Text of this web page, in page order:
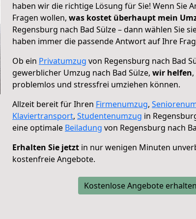
haben wir die richtige Lösung für Sie! Wenn Sie
Fragen wollen, was kostet überhaupt mein
Regensburg nach Bad Sülze – dann wählen Sie
haben immer die passende Antwort auf Ihre
Ob ein Privatumzug von Regensburg nach Bad
gewerblicher Umzug nach Bad Sülze, wir helfen
problemlos und stressfrei umziehen können.
Allzeit bereit für Ihren Firmenumzug,
Klaviertransport, Studentenumzug in
eine optimale Beiladung von Regensburg nach
Erhalten Sie jetzt in nur wenigen Minuten
kostenfreie Angebote.
Kostenlose Angebote erhalten